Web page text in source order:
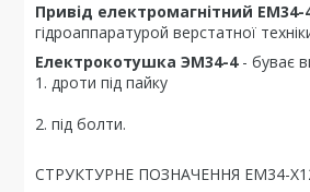
Привід електромагнітний EM34-
гідроаппаратурой верстатної
Електрокотушка ЭМ34-4- буває
1. дроти під пайку
2. під болти.
СТРУКТУРНЕ ПОЗНАЧЕННЯ ЕМ34-